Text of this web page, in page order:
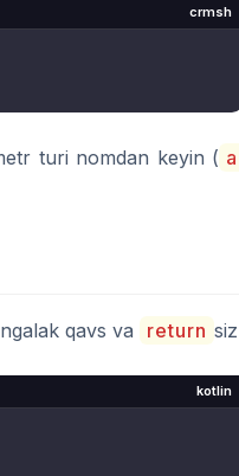
crmsh
turi nomdan keyin (
qavs va return
kotlin